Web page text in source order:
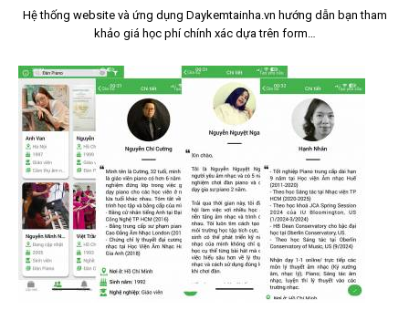
Hệ thống website và ứng dụng Daykemtainha.vn hướng dẫn bạn tham
khảo giá học phí chính xác dựa trên form…